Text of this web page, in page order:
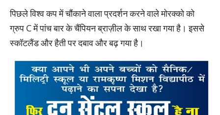
पिछले विश्व कप में चौंकाने वाला प्रदर्शन करने वाले मोरक्को को
ग्रुप C में पांच बार के चैंपियन ब्राज़ील के साथ रखा गया है। इससे
स्कॉटलैंड और हैती पर दबाव और बढ़ गया है।